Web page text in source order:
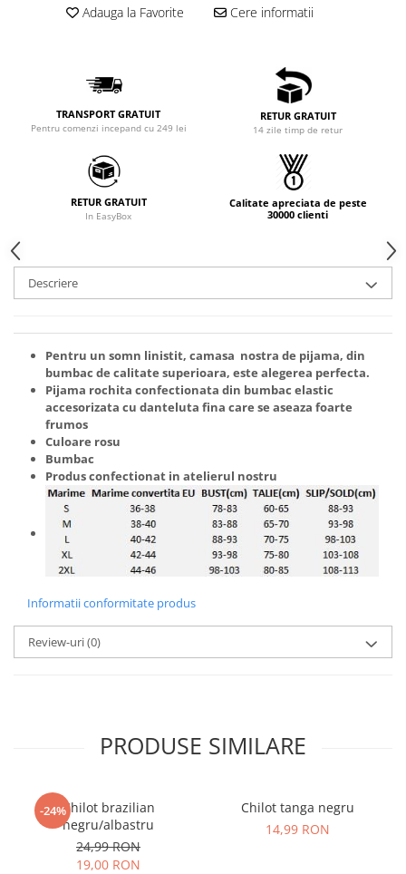
Adauga la Favorite Cere informatii
TRANSPORT GRATUIT
Pentru comenzi incepand cu 249 lei
RETUR GRATUIT
14 zile timp de retur
RETUR GRATUIT
In EasyBox
Calitate apreciata de peste
30000 clienti
Descriere
Pentru un somn linistit, camasa nostra de pijama, din
bumbac de calitate superioara, este alegerea perfecta.
Pijama rochita confectionata din bumbac elastic
accesorizata cu danteluta fina care se aseaza foarte
frumos
Culoare rosu
Bumbac
Produs confectionat in atelierul nostru
Informatii conformitate produs
Review-uri(0)
PRODUSE SIMILARE
-24%Chilot brazilian
negru/albastru
24,99 RON
19,00 RON
Chilot tanga negru
14,99 RON